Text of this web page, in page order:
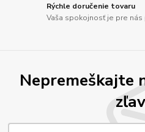
Rýchle doručenie tovaru
Vaša spokojnosť je pre nás
Nepremeškajte